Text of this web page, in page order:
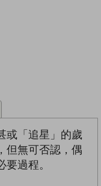
或「追星」的歲
但無可否認，偶
過程。